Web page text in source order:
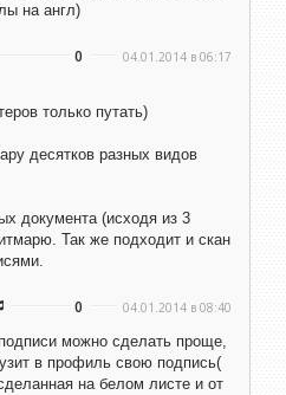
на англ)
0 04.01.2014 в 06:17
только путать)
десятков разных видов
документа (исходя из 3
Так же подходит и скан
0 04.01.2014 в 08:40
можно сделать проще,
в профиль свою подпись(
на белом листе и от